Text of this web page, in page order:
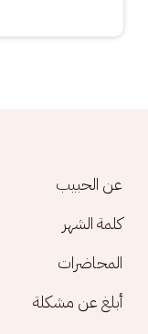
Footer menu
عن الحبيب
كلمة الشهر
المحاضرات
أبلغ عن مشكلة